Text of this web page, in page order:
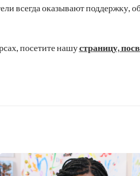
всегда оказывают поддержку,
посетите нашустраницу,